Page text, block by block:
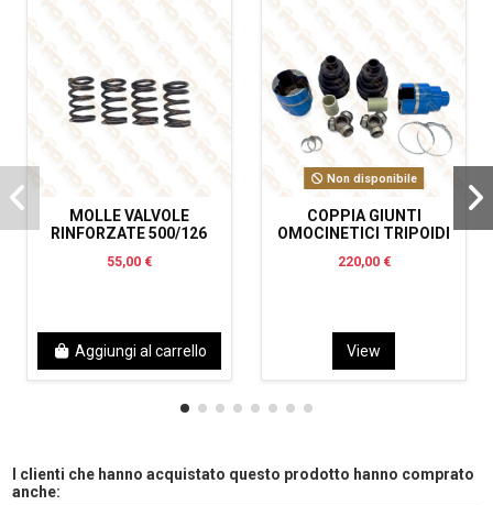
MOLLE VALVOLE
RINFORZATE 500/126
55,00 €
Aggiungi al carrello
Non disponibile
COPPIA GIUNTI
OMOCINETICI TRIPOIDI
220,00 €
View
I clienti che hanno acquistato questo prodotto hanno comprato
anche: